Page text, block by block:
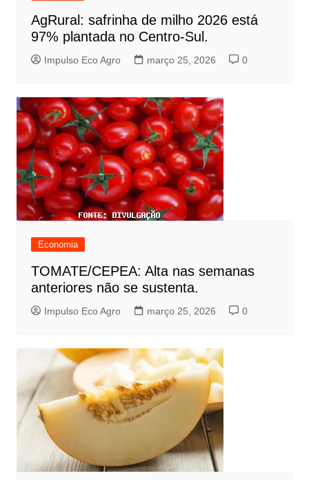
AgRural: safrinha de milho 2026 está
97% plantada no Centro-Sul.
Impulso Eco Agro março 25, 2026 0
Economia
TOMATE/CEPEA: Alta nas semanas
anteriores não se sustenta.
Impulso Eco Agro março 25, 2026 0